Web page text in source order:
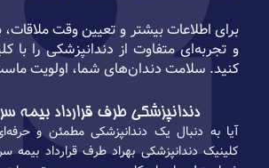
برای اطلاعات بیشتر و تعیین وقت ملاقات،
و تجربه‌ای متفاوت از دندانپزشکی را با
کنید. سلامت دندان‌های شما، اولویت
دندانپزشکی طرف قرارداد بیمه
آیا به دنبال یک دندانپزشکی مطمئن و
کلینیک دندانپزشکی بهراد طرف قرارداد بیمه